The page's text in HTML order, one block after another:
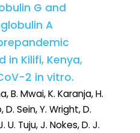
G and
A
in Kilifi, Kenya,
2 in vitro.
B. Mwai, K. Karanja, H.
Sein, Y. Wright, D.
U. Tuju, J. Nokes, D. J.